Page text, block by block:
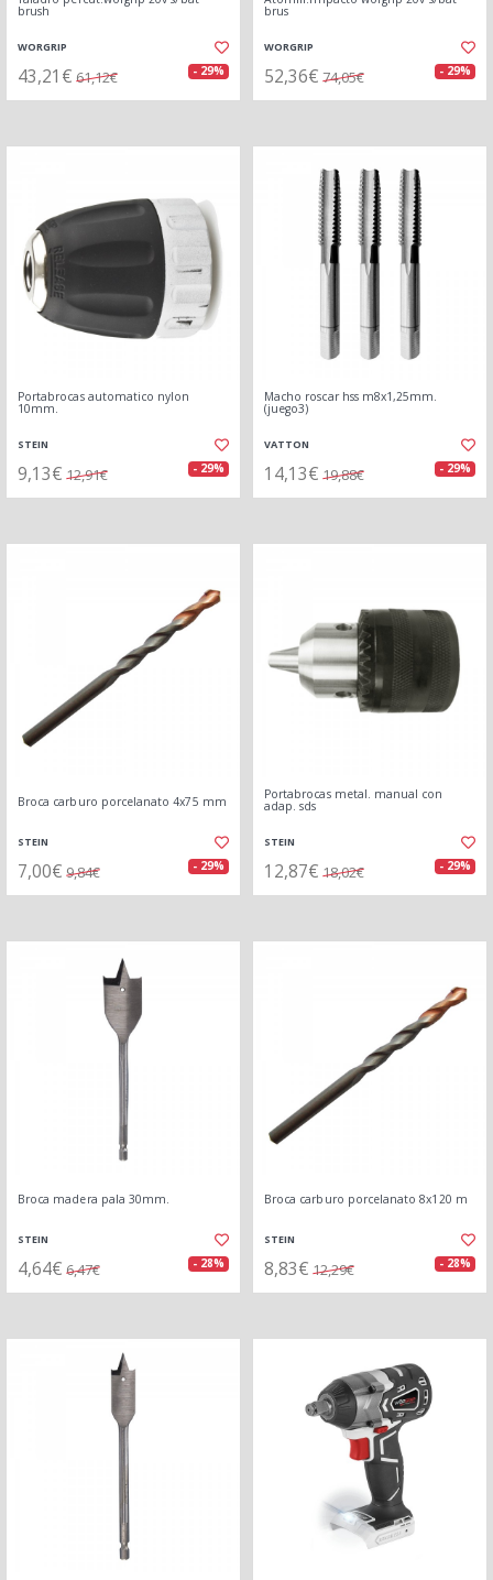
brush
WORGRIP
43,21€ 61,12€ - 29%
brus
WORGRIP
52,36€ 74,05€ - 29%
Portabrocas automatico nylon
10mm.
STEIN
9,13€ 12,91€ - 29%
Macho roscar hss m8x1,25mm.
(juego3)
VATTON
14,13€ 19,88€ - 29%
Broca carburo porcelanato 4x75 mm
STEIN
7,00€ 9,84€ - 29%
Portabrocas metal. manual con
adap. sds
STEIN
12,87€ 18,02€ - 29%
Broca madera pala 30mm.
STEIN
4,64€ 6,47€ - 28%
Broca carburo porcelanato 8x120 m
STEIN
8,83€ 12,29€ - 28%